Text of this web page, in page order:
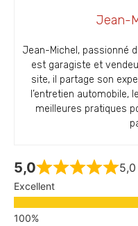
Jean-
Jean-Michel, passionné
est garagiste et
site, il partage son
l’entretien automobile,
meilleures pratiques
5,0
Excellent